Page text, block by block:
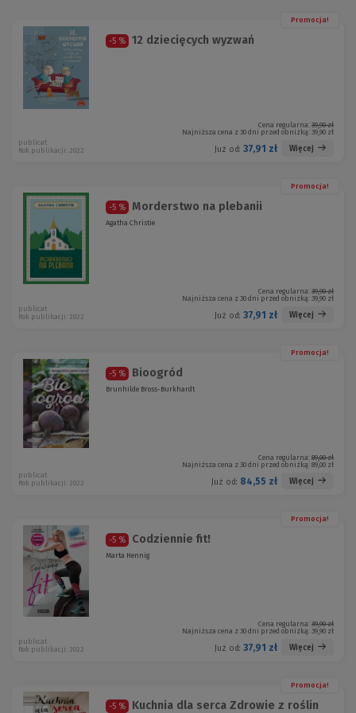
Promocja!
-5 % 12 dziecięcych wyzwań
Cena regularna: 39,90 zł
Najniższa cena z 30 dni przed obniżką: 39,90 zł
Już od: 37,91 zł Więcej
publicat
Rok publikacji: 2022
Promocja!
-5 % Morderstwo na plebanii
Agatha Christie
Cena regularna: 39,90 zł
Najniższa cena z 30 dni przed obniżką: 39,90 zł
Już od: 37,91 zł Więcej
publicat
Rok publikacji: 2022
Promocja!
-5 % Bioogród
Brunhilde Bross-Burkhardt
Cena regularna: 89,00 zł
Najniższa cena z 30 dni przed obniżką: 89,00 zł
Już od: 84,55 zł Więcej
publicat
Rok publikacji: 2022
Promocja!
-5 % Codziennie fit!
Marta Hennig
Cena regularna: 39,90 zł
Najniższa cena z 30 dni przed obniżką: 39,90 zł
Już od: 37,91 zł Więcej
publicat
Rok publikacji: 2022
Promocja!
-5 % Kuchnia dla serca Zdrowie z roślin